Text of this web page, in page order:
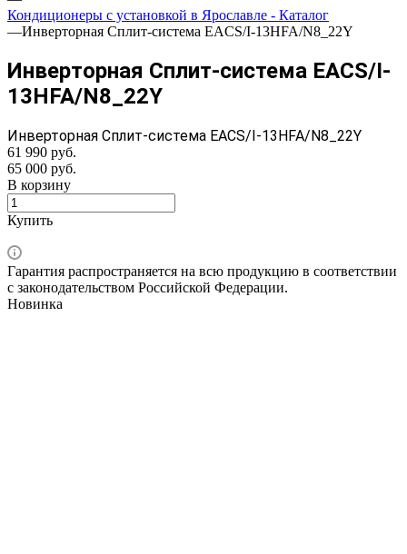
Кондиционеры с установкой в Ярославле - Каталог
—Инверторная Сплит-система EACS/I-13HFA/N8_22Y
Инверторная Сплит-система EACS/I-
13HFA/N8_22Y
Инверторная Сплит-система EACS/I-13HFA/N8_22Y
61 990 руб.
65 000 руб.
В корзину
Купить
Гарантия распространяется на всю продукцию в соответствии
с законодательством Российской Федерации.
Новинка